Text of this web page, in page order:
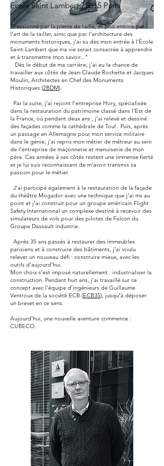
Ecole Saint Lambert 75015 Paris
"Passionné par la pierre de taille, et plus encore par
l’art de la tailler, ainsi que par l’architecture des
monuments historiques, j’ai su dès mon entrée à l’École
Saint-Lambert que ma vie serait consacrée à apprendre
et à transmettre mon savoir..."
Dès le début de ma carrière, j’ai eu la chance de
travailler aux côtés de Jean-Claude Rochette et Jacques
Moulin, Architectes en Chef des Monuments
Historiques (2BDM).
Par la suite, j’ai rejoint l’entreprise Hory, spécialisée
dans la restauration du patrimoine classé dans l’Est de
la France, où pendant deux ans , j’ai relevé et dessiné
des façades comme la cathédrale de Toul . Puis, après
un passage en Allemagne pour mon service militaire
dans le génie, j’ai repris mon métier de métreur au sein
de l’entreprise de maçonnerie et menuiserie de mon
père. Ces années à ses côtés restent une immense fierté
et je lui suis reconnaissant de m’avoir transmis sa
passion pour le métier.
J'ai participé également à la restauration de la façade
du théâtre Mogador avec une technique que j'ai ms au
point et j'ai construit pour un groupe américain Flight
Safety International un complexe destiné à recevoir des
simulateurs de vols pour des pilotes de Falcon du
Groupe Dassault industrie.
Après 35 ans passés à restaurer des immeubles
parisiens et à construire des bâtiments, j’ai voulu
relever un nouveau défi : construire mieux, avec les
outils d’aujourd’hui.
Mon choix s’est imposé naturellement : industrialiser la
construction. Pendant huit ans, j’ai travaillé sur ce
concept avec l’équipe d’ingénieurs de Guillaume
Ventroux de la société ECB (ECB35), jusqu’à déposer
un brevet en ce sens.
Aujourd’hui, une nouvelle aventure commence :
CUBECO.